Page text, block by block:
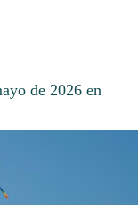
de 2026 en